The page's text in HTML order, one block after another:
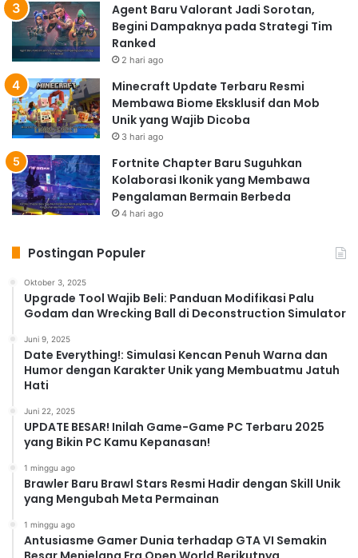
Agent Baru Valorant Jadi Sorotan,
Begini Dampaknya pada Strategi Tim
Ranked
2 hari ago
Minecraft Update Terbaru Resmi
Membawa Biome Eksklusif dan Mob
Unik yang Wajib Dicoba
3 hari ago
Fortnite Chapter Baru Suguhkan
Kolaborasi Ikonik yang Membawa
Pengalaman Bermain Berbeda
4 hari ago
Postingan Populer
Oktober 3, 2025
Upgrade Tool Wajib Beli: Panduan Modifikasi Palu
Godam dan Wrecking Ball di Deconstruction Simulator
Juni 9, 2025
Date Everything!: Simulasi Kencan Penuh Warna dan
Humor dengan Karakter Unik yang Membuatmu Jatuh
Hati
Juni 22, 2025
UPDATE BESAR! Inilah Game-Game PC Terbaru 2025
yang Bikin PC Kamu Kepanasan!
1 minggu ago
Brawler Baru Brawl Stars Resmi Hadir dengan Skill Unik
yang Mengubah Meta Permainan
1 minggu ago
Antusiasme Gamer Dunia terhadap GTA VI Semakin